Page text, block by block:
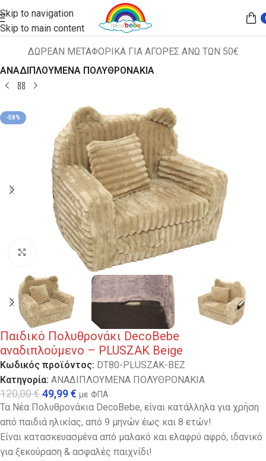
Skip to navigation
Skip to main content
ΔΩΡΕΑΝ ΜΕΤΑΦΟΡΙΚΑ ΓΙΑ ΑΓΟΡΕΣ ΑΝΩ ΤΩΝ 50€
Αρχική σελίδα ΠΑΙΔΙΚΑ ΚΑΘΙΣΜΑΤΑ
ΑΝΑΔΙΠΛΟΥΜΕΝΑ ΠΟΛΥΘΡΟΝΑΚΙΑ
-58%
Κλικ για μεγέθυνση
Παιδικό Πολυθρονάκι DecoBebe
αναδιπλούμενο – PLUSZAK Beige
Κωδικός προϊόντος: DT80-PLUSZAK-BEZ
Κατηγορία: ΑΝΑΔΙΠΛΟΥΜΕΝΑ ΠΟΛΥΘΡΟΝΑΚΙΑ
120,00€49,99€ με ΦΠΑ
Τα Νέα Πολυθρονάκια DecoBebe, είναι κατάλληλα για χρήση
από παιδιά ηλικίας, από 9 μηνών έως και 8 ετών!
Είναι κατασκευασμένα από μαλακό και ελαφρύ αφρό, ιδανικό
για ξεκούραση & ασφαλές παιχνίδι!